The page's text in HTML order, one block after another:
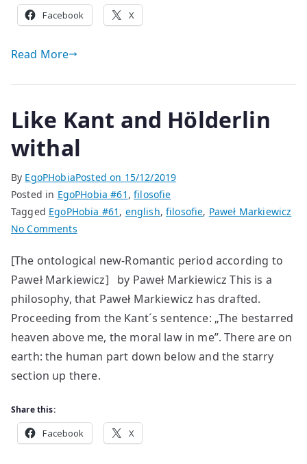
Facebook X
Read More
Like Kant and Hölderlin
withal
By EgoPHobiaPosted on 15/12/2019
Posted in EgoPHobia #61 ,filosofie
Tagged EgoPHobia #61 , english, filosofie, Paweł Markiewicz
No Commentson
Kant
and
Hölderlin
withal
[The ontological new-Romantic period according to
Paweł Markiewicz] by Paweł Markiewicz This is a
philosophy, that Paweł Markiewicz has drafted.
Proceeding from the Kant´s sentence: „The bestarred
heaven above me, the moral law in me”. There are on
earth: the human part down below and the starry
section up there.
Share this:
Facebook X